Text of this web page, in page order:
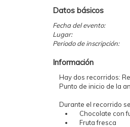
Datos básicos
Fecha del evento:
Lugar:
Periodo de inscripción:
Información
Hay dos recorridos:
Punto de inicio de la
Durante el recorrido
Chocolate con
Fruta fresca